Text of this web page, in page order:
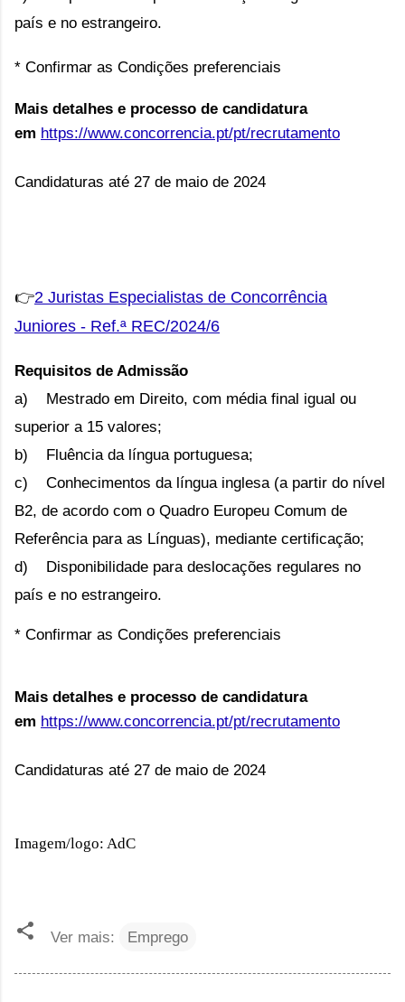
país e no estrangeiro.
* Confirmar as Condições preferenciais
Mais detalhes e processo de candidatura
em https://www.concorrencia.pt/pt/recrutamento
Candidaturas até 27 de maio de 2024
👉2 Juristas Especialistas de Concorrência
Juniores - Ref.ª REC/2024/6
Requisitos de Admissão
a) Mestrado em Direito, com média final igual ou
superior a 15 valores;
b) Fluência da língua portuguesa;
c) Conhecimentos da língua inglesa (a partir do nível
B2, de acordo com o Quadro Europeu Comum de
Referência para as Línguas), mediante certificação;
d) Disponibilidade para deslocações regulares no
país e no estrangeiro.
* Confirmar as Condições preferenciais
Mais detalhes e processo de candidatura
em https://www.concorrencia.pt/pt/recrutamento
Candidaturas até 27 de maio de 2024
Imagem/logo: AdC
Ver mais: Emprego